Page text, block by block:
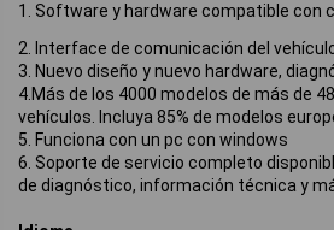
1. Software y hardware compatible con
2. Interface de comunicación del
3. Nuevo diseño y nuevo hardware,
4.Más de los 4000 modelos de más de
vehículos. Incluya 85% de modelos
5. Funciona con un pc con windows
6. Soporte de servicio completo
de diagnóstico, información técnica y